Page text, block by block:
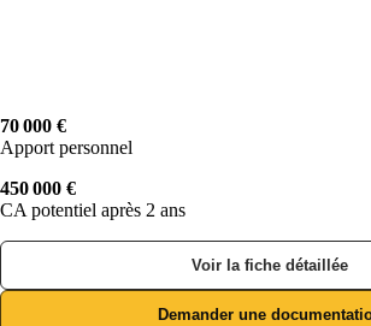
70 000 €
Apport personnel
450 000 €
CA potentiel après 2 ans
Voir la fiche détaillée
Demander une